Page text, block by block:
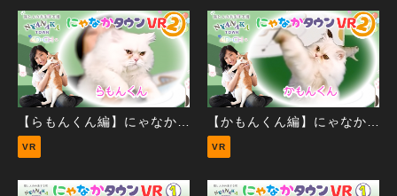
VR VR